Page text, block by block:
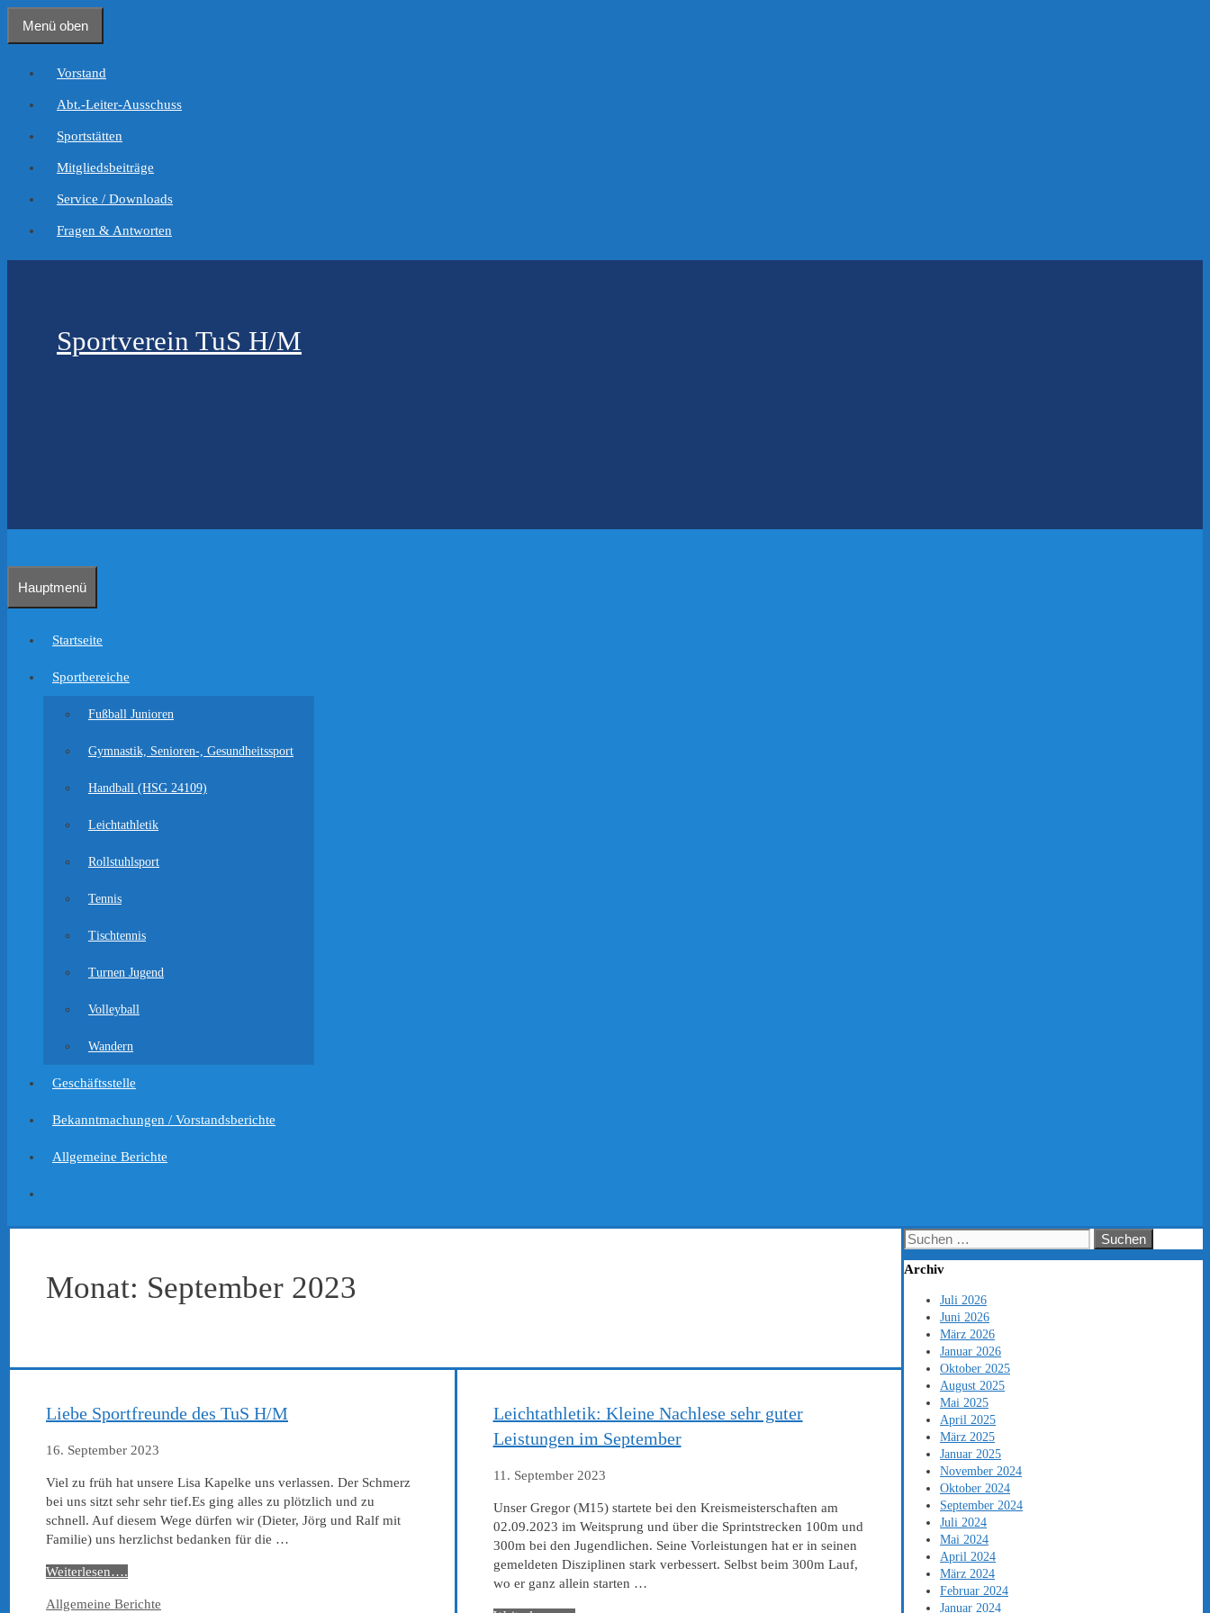
Inhalt
Menü oben
Vorstand
Abt.-Leiter-Ausschuss
Sportstätten
Mitgliedsbeiträge
Service / Downloads
Fragen & Antworten
Sportverein TuS H/M
Hauptmenü
Startseite
Sportbereiche
Fußball Junioren
Gymnastik, Senioren-, Gesundheitssport
Handball (HSG 24109)
Leichtathletik
Rollstuhlsport
Tennis
Tischtennis
Turnen Jugend
Volleyball
Wandern
Geschäftsstelle
Bekanntmachungen / Vorstandsberichte
Allgemeine Berichte
Monat: September 2023
Liebe Sportfreunde des TuS H/M
16. September 2023
Viel zu früh hat unsere Lisa Kapelke uns verlassen. Der Schmerz
bei uns sitzt sehr sehr tief.Es ging alles zu plötzlich und zu
schnell. Auf diesem Wege dürfen wir (Dieter, Jörg und Ralf mit
Familie) uns herzlichst bedanken für die …
Weiterlesen….
Kategorien
Allgemeine Berichte
Leichtathletik: Kleine Nachlese sehr guter
Leistungen im September
11. September 2023
Unser Gregor (M15) startete bei den Kreismeisterschaften am
02.09.2023 im Weitsprung und über die Sprintstrecken 100m und
300m bei den Jugendlichen. Seine Vorleistungen hat er in seinen
gemeldeten Disziplinen stark verbessert. Selbst beim 300m Lauf,
wo er ganz allein starten …
Suchen
nach:
Archiv
Juli 2026
Juni 2026
März 2026
Januar 2026
Oktober 2025
August 2025
Mai 2025
April 2025
März 2025
Januar 2025
November 2024
Oktober 2024
September 2024
Juli 2024
Mai 2024
April 2024
März 2024
Februar 2024
Januar 2024